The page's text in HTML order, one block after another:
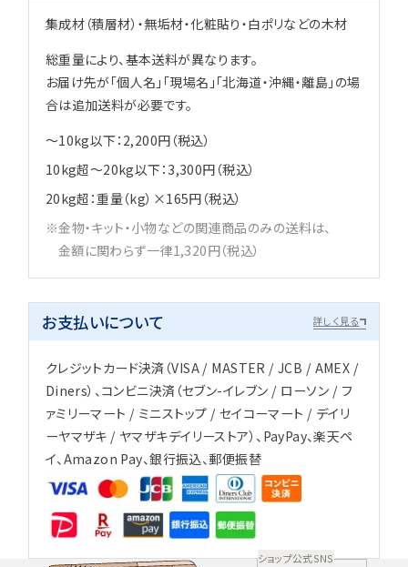
集成材（積層材）・無垢材・化粧貼り・白ポリなどの木材
総重量により、基本送料が異なります。
お届け先が「個人名」「現場名」「北海道・沖縄・離島」の場
合は追加送料が必要です。
～10kg以下：2,200円（税込）
10kg超～20kg以下：3,300円（税込）
20kg超：重量（kg）×165円（税込）
金物・キット・小物などの関連商品のみの送料は、
金額に関わらず一律1,320円（税込）
お支払いについて 詳しく見る
クレジットカード決済（VISA / MASTER / JCB / AMEX /
Diners）、コンビニ決済（セブン-イレブン / ローソン / フ
ァミリーマート / ミニストップ / セイコーマート / デイリ
ーヤマザキ / ヤマザキデイリーストア）、PayPay、楽天ペ
イ、Amazon Pay、銀行振込、郵便振替
ショップ公式SNS